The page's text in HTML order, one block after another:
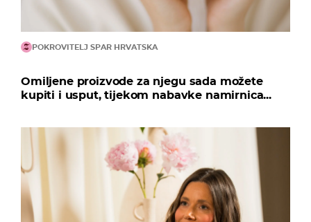
POKROVITELJ SPAR HRVATSKA
Omiljene proizvode za njegu sada možete
kupiti i usput, tijekom nabavke namirnica...